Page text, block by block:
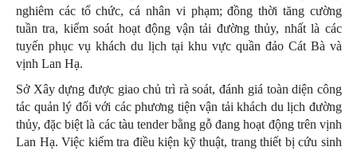
nghiêm các tổ chức, cá nhân vi phạm; đồng thời tăng cường
tuần tra, kiểm soát hoạt động vận tải đường thủy, nhất là các
tuyến phục vụ khách du lịch tại khu vực quần đảo Cát Bà và
vịnh Lan Hạ.
Sở Xây dựng được giao chủ trì rà soát, đánh giá toàn diện công
tác quản lý đối với các phương tiện vận tải khách du lịch đường
thủy, đặc biệt là các tàu tender bằng gỗ đang hoạt động trên vịnh
Lan Hạ. Việc kiểm tra điều kiện kỹ thuật, trang thiết bị cứu sinh